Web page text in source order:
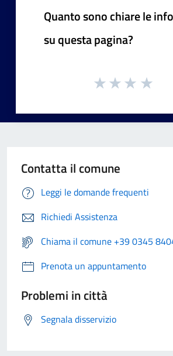
Quanto sono chiare le
su questa pagina?
Contatta il comune
Leggi le domande frequenti
Richiedi Assistenza
Chiama il comune +39 0345
Prenota un appuntamento
Problemi in città
Segnala disservizio